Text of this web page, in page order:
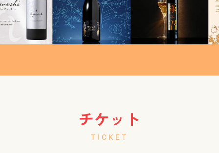
チケット
TICKET